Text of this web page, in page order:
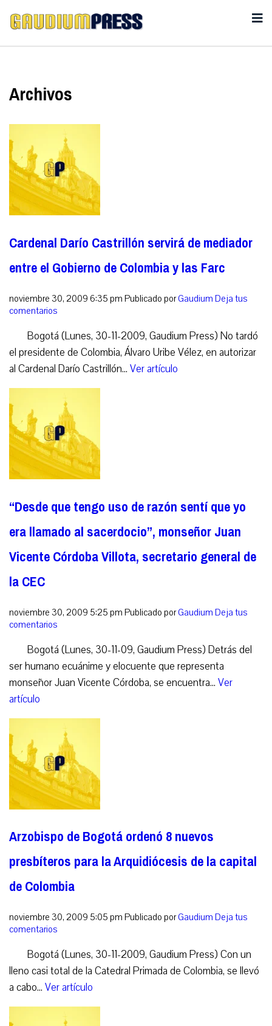
Archivos
Cardenal Darío Castrillón servirá de mediador
entre el Gobierno de Colombia y las Farc
noviembre 30, 2009 6:35 pm Publicado porGaudium Deja tus
comentarios
Bogotá (Lunes, 30-11-2009, Gaudium Press) No tardó
el presidente de Colombia, Álvaro Uribe Vélez, en autorizar
al Cardenal Darío Castrillón... Ver artículo
“Desde que tengo uso de razón sentí que yo
era llamado al sacerdocio”, monseñor Juan
Vicente Córdoba Villota, secretario general de
la CEC
noviembre 30, 2009 5:25 pm Publicado porGaudium Deja tus
comentarios
Bogotá (Lunes, 30-11-09, Gaudium Press) Detrás del
ser humano ecuánime y elocuente que representa
monseñor Juan Vicente Córdoba, se encuentra... Ver
artículo
Arzobispo de Bogotá ordenó 8 nuevos
presbíteros para la Arquidiócesis de la capital
de Colombia
noviembre 30, 2009 5:05 pm Publicado porGaudium Deja tus
comentarios
Bogotá (Lunes, 30-11-2009, Gaudium Press) Con un
lleno casi total de la Catedral Primada de Colombia, se llevó
a cabo... Ver artículo